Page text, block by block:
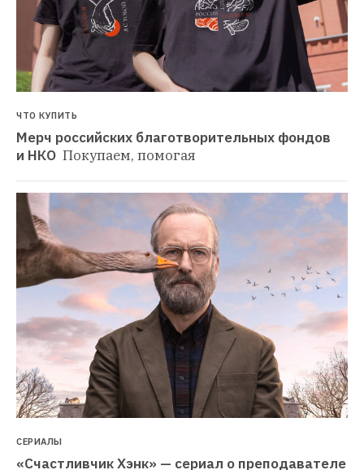
ЧТО КУПИТЬ
Мерч российских благотворительных фондов
и НКО Покупаем, помогая
СЕРИАЛЫ
«Счастливчик Хэнк» — сериал о преподавателе